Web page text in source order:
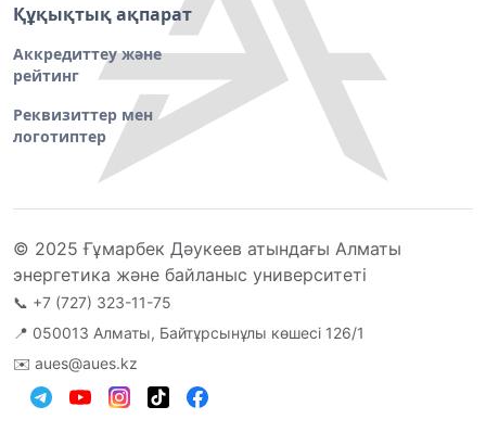
Құқықтық ақпарат
Аккредиттеу және
рейтинг
Реквизиттер мен
логотиптер
© 2025 Ғұмарбек Дәукеев атындағы Алматы
энергетика және байланыс университеті
📞 +7 (727) 323-11-75
📍 050013 Алматы, Байтұрсынұлы көшесі 126/1
✉️ aues@aues.kz